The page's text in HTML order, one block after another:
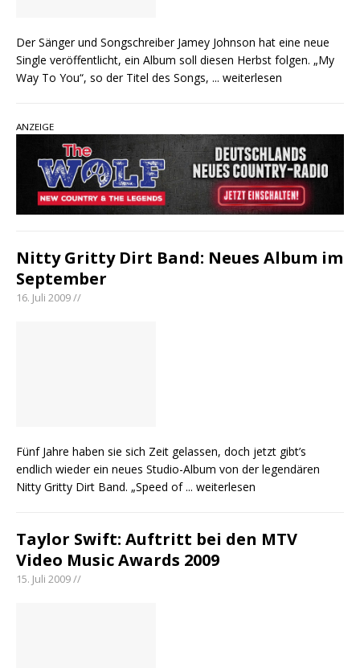
Der Sänger und Songschreiber Jamey Johnson hat eine neue
Single veröffentlicht, ein Album soll diesen Herbst folgen. „My
Way To You“, so der Titel des Songs, ... weiterlesen
ANZEIGE
Nitty Gritty Dirt Band: Neues Album im
September
16. Juli 2009 //
Fünf Jahre haben sie sich Zeit gelassen, doch jetzt gibt’s
endlich wieder ein neues Studio-Album von der legendären
Nitty Gritty Dirt Band. „Speed of... weiterlesen
Taylor Swift: Auftritt bei den MTV
Video Music Awards 2009
15. Juli 2009 //